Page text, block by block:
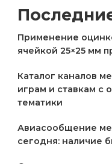
Применение
ячейкой 25×25 мм
Каталог каналов
играм и ставкам с
тематики
Авиасообщение
сегодня: наличие